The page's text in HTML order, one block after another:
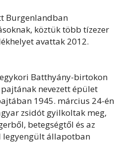
Burgenlandban
köztük több tízezer
avattak 2012.
Batthyány-birtokon
nevezett épület
1945. március 24-én
zsidót gyilkoltak meg,
betegségtől és az
legyengült állapotban